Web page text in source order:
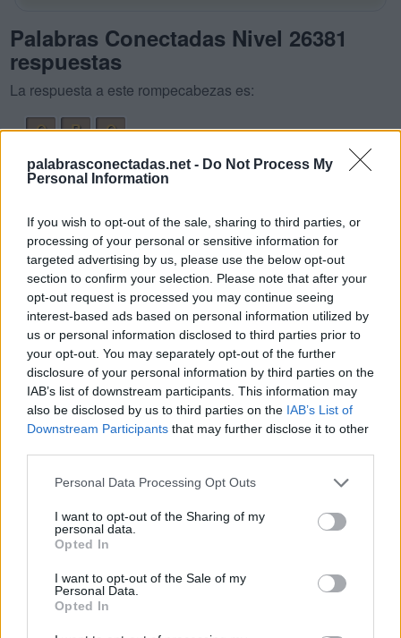
palabrasconectadas.net - Do Not Process My
Personal Information
If you wish to opt-out of the sale, sharing to third parties, or
processing of your personal or sensitive information for
targeted advertising by us, please use the below opt-out
section to confirm your selection. Please note that after your
opt-out request is processed you may continue seeing
interest-based ads based on personal information utilized by
us or personal information disclosed to third parties prior to
your opt-out. You may separately opt-out of the further
disclosure of your personal information by third parties on the
IAB’s list of downstream participants. This information may
also be disclosed by us to third parties on the IAB’s List of
Downstream Participants that may further disclose it to other
Personal Data Processing Opt Outs
I want to opt-out of the Sharing of my
personal data.
Opted In
I want to opt-out of the Sale of my
Personal Data.
Opted In
Palabras Conectadas Nivel 26381
respuestas
La respuesta a este rompecabezas es:
O
R
O
P
O
R
P
R
O
T
O P
O
P
O T R
O
Palabras extra:
O
T
O
R
O T
O
T
O R
O
P
O R
O
O
T R
O
O R T
O
R O P O
BUSCAR MÁS